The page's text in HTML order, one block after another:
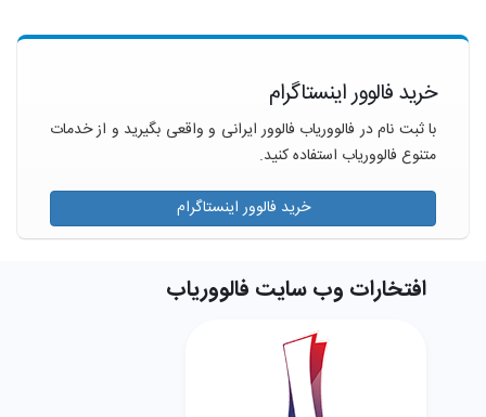
خرید فالوور اینستاگرام
با ثبت نام در فالووریاب فالوور ایرانی و واقعی بگیرید و از خدمات
متنوع فالووریاب استفاده کنید.
خرید فالوور اینستاگرام
افتخارات وب سایت فالووریاب